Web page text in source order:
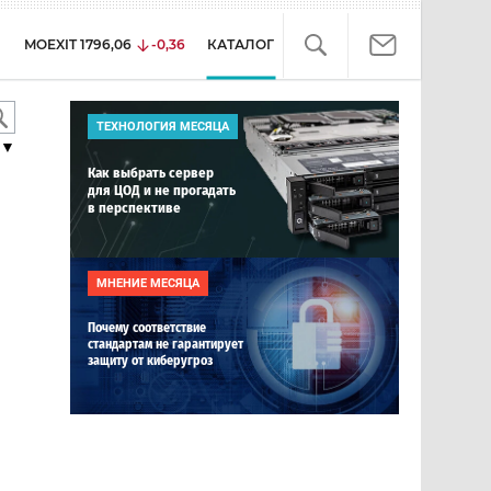
MOEXIT 1796,06 -0,36 КАТАЛОГ
▼
ТЕХНОЛОГИЯ МЕСЯЦА
Как выбрать сервер
для ЦОД и не прогадать
в перспективе
МНЕНИЕ МЕСЯЦА
Почему соответствие
стандартам не гарантирует
защиту от киберугроз